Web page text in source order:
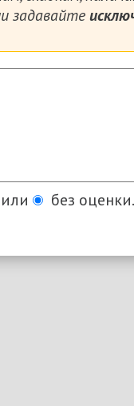
задавайте
или без оценки.